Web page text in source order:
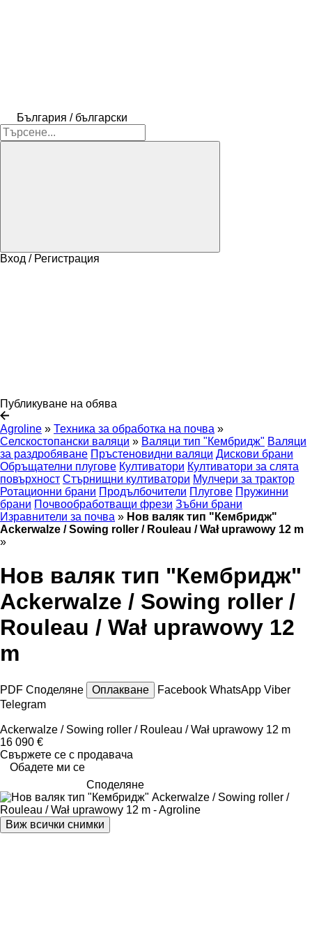
България / български
Вход / Регистрация
Публикуване на обява
Agroline » Техника за обработка на почва »
Селскостопански валяци » Валяци тип "Кембридж" Валяци
за раздробяване Пръстеновидни валяци Дискови брани
Обръщателни плугове Култиватори Култиватори за слята
повърхност Стърнищни култиватори Мулчери за трактор
Ротационни брани Продълбочители Плугове Пружинни
брани Почвообработващи фрези Зъбни брани
Изравнители за почва » Нов валяк тип "Кембридж"
Ackerwalze / Sowing roller / Rouleau / Wał uprawowy 12 m
»
Нов валяк тип "Кембридж"
Ackerwalze / Sowing roller /
Rouleau / Wał uprawowy 12
m
PDF Споделяне Оплакване Facebook WhatsApp Viber
Telegram
Ackerwalze / Sowing roller / Rouleau / Wał uprawowy 12 m
16 090 €
Свържете се с продавача
Обадете ми се
Споделяне
Виж всички снимки